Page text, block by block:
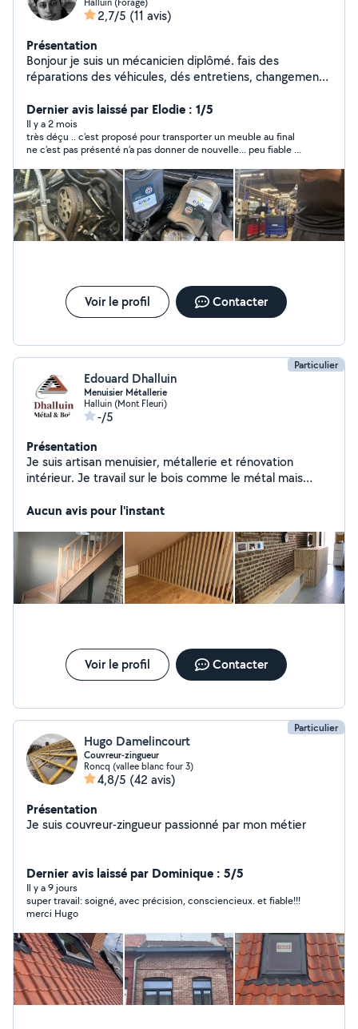
2,7/5 (11 avis)
Présentation
Bonjour je suis un mécanicien diplômé. fais des
réparations des véhicules, dés entretiens, changement
les outils nécessaires sur Rbx pour. A vos services mes
chers voisines :). 06-05-96-78-85
Dernier avis laissé par Elodie : 1/5
Il y a 2 mois
très déçu .. c'est proposé pour transporter un meuble au final
ne c'est pas présenté n’a pas donner de nouvelle... peu fiable ...
Voir le profil Contacter
Particulier
Edouard Dhalluin
Menuisier Métallerie
Halluin (Mont Fleuri)
-/5
Présentation
Je suis artisan menuisier, métallerie et rénovation
intérieur. Je travail sur le bois comme le métal mais
Aucun avis pour l'instant
Voir le profil Contacter
Particulier
Hugo Damelincourt
Couvreur-zingueur
Roncq (vallee blanc four 3)
4,8/5 (42 avis)
Présentation
Je suis couvreur-zingueur passionné par mon métier
Dernier avis laissé par Dominique : 5/5
Il y a 9 jours
super travail: soigné, avec précision, consciencieux. et fiable!!!
merci Hugo